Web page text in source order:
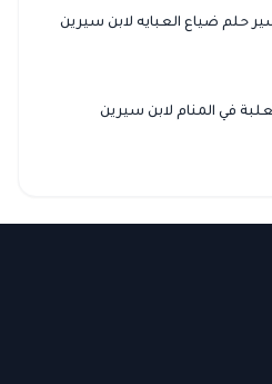
حلم ضياع العبايه لابن سيرين
في المنام لابن سيرين